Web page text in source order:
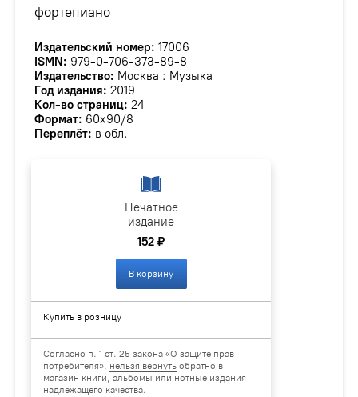
фортепиано
Издательский номер: 17006
ISMN: 979-0-706-373-89-8
Издательство: Москва : Музыка
Год издания: 2019
Кол-во страниц: 24
Формат: 60х90/8
Переплёт: в обл.
Печатное
издание
152 ₽
В корзину
Купить в розницу
Согласно п. 1 ст. 25 закона «О защите прав
потребителя», нельзя вернуть обратно в
магазин книги, альбомы или нотные издания
надлежащего качества.